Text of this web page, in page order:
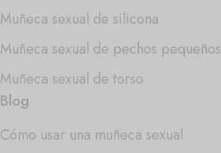
Muñeca sexual de silicona
Muñeca sexual de pechos pequeños
Muñeca sexual de torso
Blog
Cómo usar una muñeca sexual